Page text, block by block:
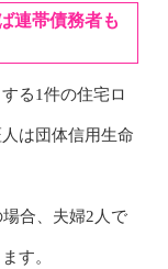
連帯債務者も
る1件の住宅ロ
は団体信用生命
合、夫婦2人で
す。